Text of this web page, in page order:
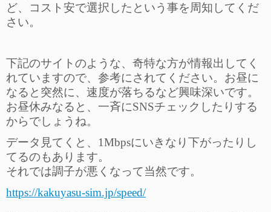
ど、コスト安で選択したという事を周知してくだ
さい。
下記のサイトのような、奇特な方が情報出してく
れていますので、参考にされてください。お昼に
なると突然に、速度が落ちるなど興味深いです。
お昼休みなると、一斉にSNSチェックしたりする
からでしょうね。
データ見てくと、1Mbpsにいきなり下がったりし
てるのもあります。
それでは調子が悪くなって当然です。
https://kakuyasu-sim.jp/speed/